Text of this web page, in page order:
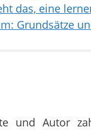
das, eine
Grundsätze
und Autor